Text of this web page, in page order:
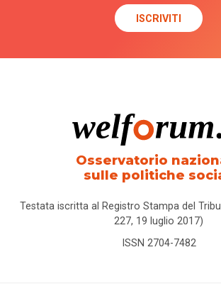
Osservatorio
sulle politiche
Testata iscritta al Registro Stampa del
227, 19 luglio 2017)
ISSN 2704-7482